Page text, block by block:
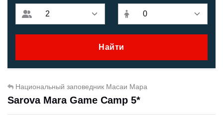
Найти
Национальный заповедник Масаи Мара
Sarova Mara Game Camp 5*